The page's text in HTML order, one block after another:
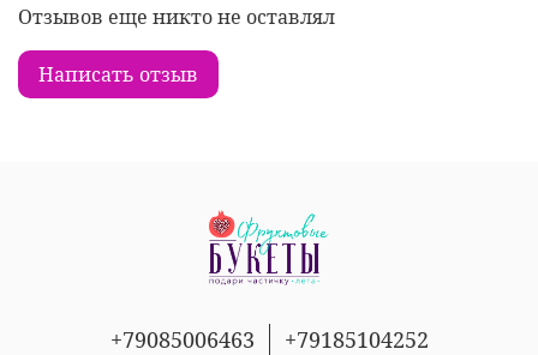
Отзывов еще никто не оставлял
Написать отзыв
+79085006463
+79185104252